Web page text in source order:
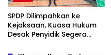
SPDP Dilimpahkan ke
Kejaksaan, Kuasa Hukum
Desak Penyidik Segera
Pengeroyokan